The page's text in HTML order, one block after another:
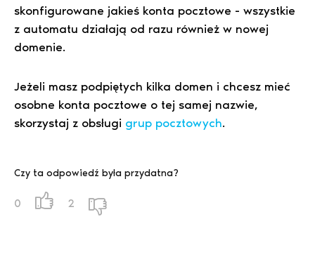
skonfigurowane jakieś konta pocztowe - wszystkie
z automatu działają od razu również w nowej
domenie.
Jeżeli masz podpiętych kilka domen i chcesz mieć
osobne konta pocztowe o tej samej nazwie,
skorzystaj z obsługi grup pocztowych.
Czy ta odpowiedź była przydatna?
0 2